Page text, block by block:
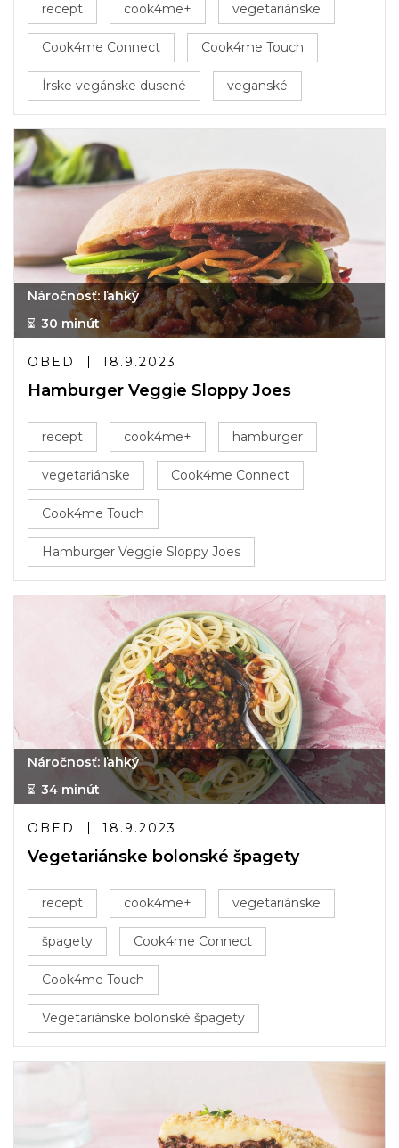
recept cook4me+ vegetariánske
Cook4me Connect Cook4me Touch
Írske vegánske dusené veganské
Náročnosť: ľahký
30 minút
OBED 18.9.2023
Hamburger Veggie Sloppy Joes
recept cook4me+ hamburger
vegetariánske Cook4me Connect
Cook4me Touch
Hamburger Veggie Sloppy Joes
Náročnosť: ľahký
34 minút
OBED 18.9.2023
Vegetariánske bolonské špagety
recept cook4me+ vegetariánske
špagety Cook4me Connect
Cook4me Touch
Vegetariánske bolonské špagety